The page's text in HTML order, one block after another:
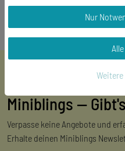
Miniblings —
Verpasse keine Angebote und
Erhalte deinen Miniblings
Nur